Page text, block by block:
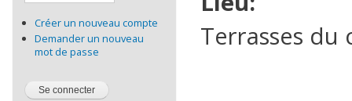
Créer un nouveau compte
Demander un nouveau
mot de passe
Terrasses du